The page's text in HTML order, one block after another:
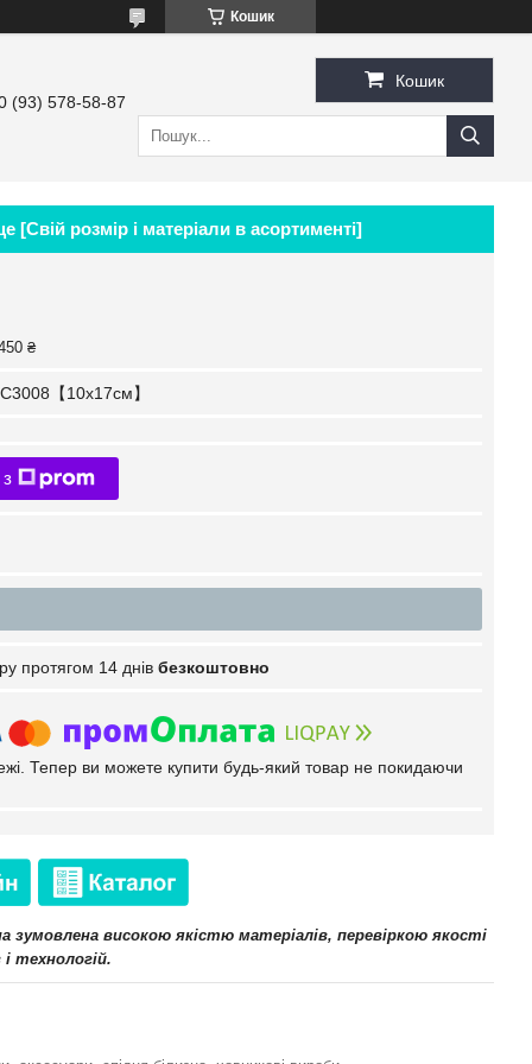
Кошик
(93) 578-58-87
Кошик
розмір і матеріали в асортименті]
₴
【10x17см】
протягом 14 днів безкоштовно
Тепер ви можете купити будь-який товар не покидаючи
зумовлена високою якістю матеріалів, перевіркою якості
технологій.